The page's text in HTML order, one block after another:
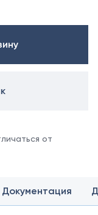
от
Документация